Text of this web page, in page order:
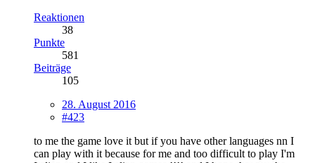
Reaktionen
38
Punkte
581
Beiträge
105
28. August 2016
#423
to me the game love it but if you have other languages nn I
can play with it because for me and too difficult to play I'm